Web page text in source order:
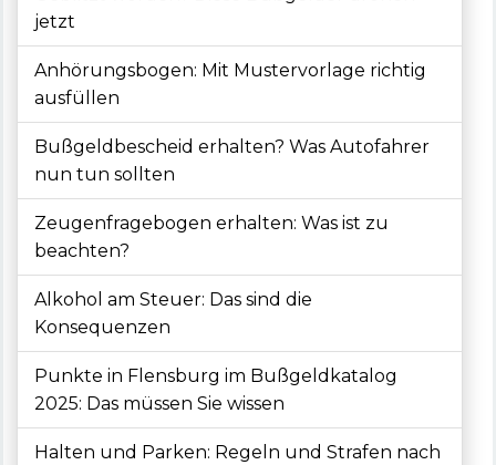
jetzt
Anhörungsbogen: Mit Mustervorlage richtig
ausfüllen
Bußgeldbescheid erhalten? Was Autofahrer
nun tun sollten
Zeugenfragebogen erhalten: Was ist zu
beachten?
Alkohol am Steuer: Das sind die
Konsequenzen
Punkte in Flensburg im Bußgeldkatalog
2025: Das müssen Sie wissen
Halten und Parken: Regeln und Strafen nach